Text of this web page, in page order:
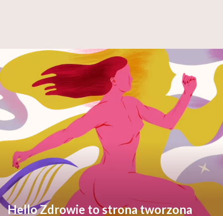
Hello Zdrowie to strona tworzona